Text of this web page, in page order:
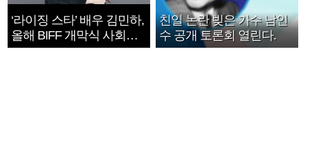
‘라이징 스타’ 배우 김민하,
올해 BIFF 개막식 사회자
확정
친일 논란 빚은 가수 남인
수 공개 토론회 열린다.